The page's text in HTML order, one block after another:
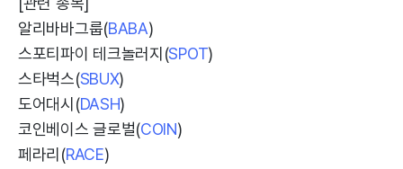
알리바바그룹(BABA)
스포티파이 테크놀러지(SPOT)
스타벅스(SBUX)
도어대시(DASH)
코인베이스 글로벌(COIN)
페라리(RACE)